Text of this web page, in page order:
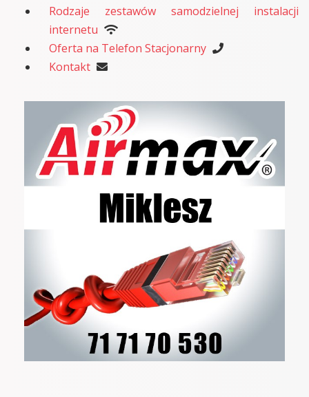
Rodzaje zestawów samodzielnej instalacji
internetu
Oferta na Telefon Stacjonarny
Kontakt